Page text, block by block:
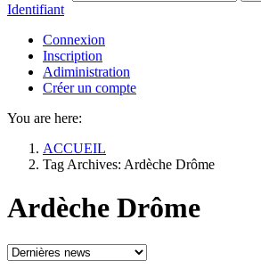
Identifiant
Connexion
Inscription
Adiministration
Créer un compte
You are here:
ACCUEIL
Tag Archives: Ardèche Drôme
Ardèche Drôme